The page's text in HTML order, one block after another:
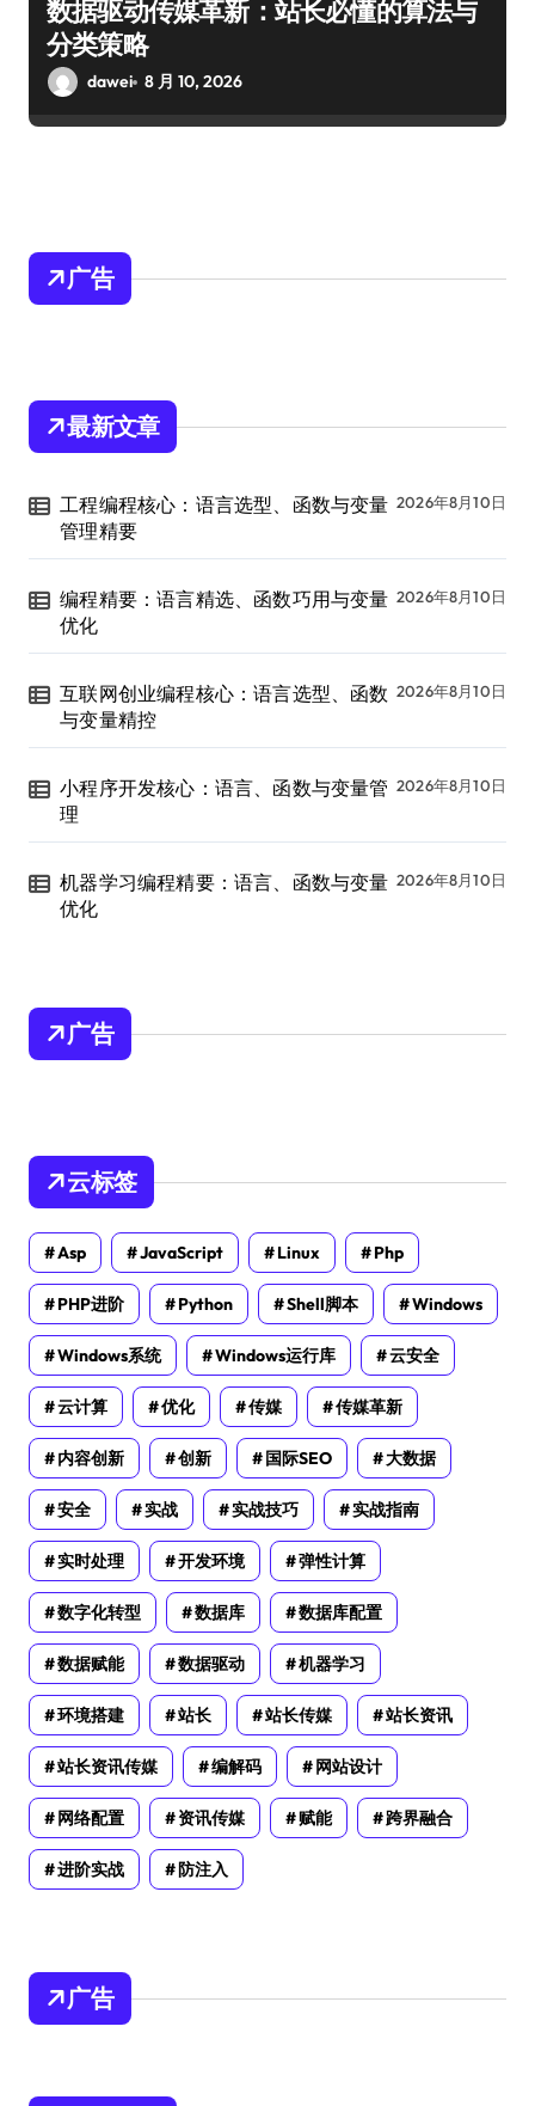
数据驱动传媒革新：站长必懂的算法与
分类策略
dawei 8 月 10, 2026
广告
最新文章
工程编程核心：语言选型、函数与变量
管理精要
2026年8月10日
编程精要：语言精选、函数巧用与变量
优化
2026年8月10日
互联网创业编程核心：语言选型、函数
与变量精控
2026年8月10日
小程序开发核心：语言、函数与变量管
理
2026年8月10日
机器学习编程精要：语言、函数与变量
优化
2026年8月10日
广告
云标签
Asp JavaScript Linux Php
PHP进阶 Python Shell脚本 Windows
Windows系统 Windows运行库 云安全
云计算 优化 传媒 传媒革新
内容创新 创新 国际SEO 大数据
安全 实战 实战技巧 实战指南
实时处理 开发环境 弹性计算
数字化转型 数据库 数据库配置
数据赋能 数据驱动 机器学习
环境搭建 站长 站长传媒 站长资讯
站长资讯传媒 编解码 网站设计
网络配置 资讯传媒 赋能 跨界融合
进阶实战 防注入
广告